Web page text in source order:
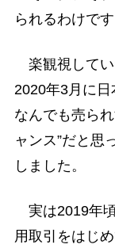
られるわけです
楽観視してい
2020年3月に
なんでも売ら
ャンス”だと思
しました。
実は2019年
用取引をはじ